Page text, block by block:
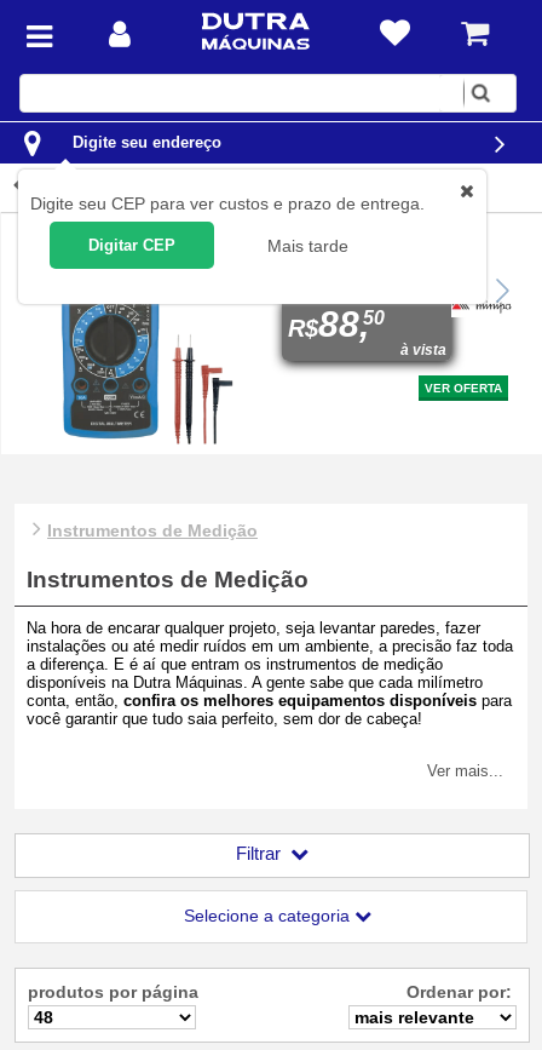
Digite
Digite seu endereço
Digite seu CEP para ver custos e prazo de entrega.
Digitar CEP Mais tarde
Multímetro digital portátil
R$88,50
à vista
VER OFERTA
Instrumentos de Medição
Instrumentos de Medição
Na hora de encarar qualquer projeto, seja levantar paredes, fazer
instalações ou até medir ruídos em um ambiente, a precisão faz toda
a diferença. E é aí que entram os instrumentos de medição
disponíveis na Dutra Máquinas. A gente sabe que cada milímetro
conta, então, confira os melhores equipamentos disponíveis para
você garantir que tudo saia perfeito, sem dor de cabeça!
Ver mais...
Filtrar
Selecione a categoria
produtos por página Ordenar por: